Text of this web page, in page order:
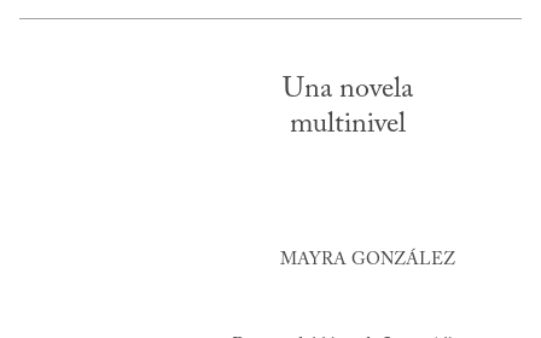
Una novela
multinivel
MAYRA GONZÁLEZ